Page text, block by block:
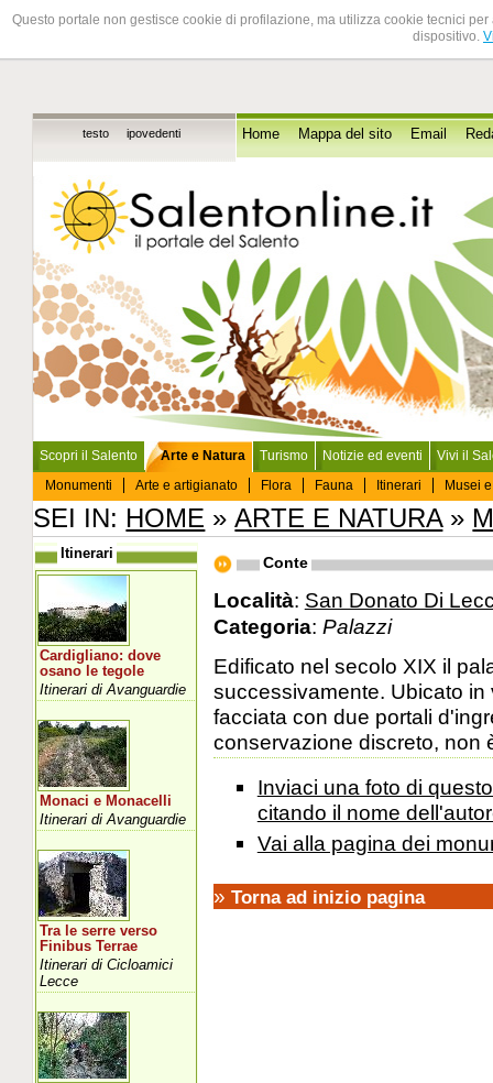
Questo portale non gestisce cookie di profilazione, ma utilizza cookie tecnici
dispositivo.
testo ipovedenti Home Mappa del sito Email
Scopri il Salento
Arte e Natura
Monumenti
Arte e artigianato Flora Fauna Itinerari Musei
Turismo Notizie ed eventi Vivi il
SEI IN: HOME »ARTE E NATURA»
Conte
Località: San Donato Di
Categoria: Palazzi
Edificato nel secolo XIX il
successivamente. Ubicato
facciata con due portali
conservazione discreto, non
Inviaci una foto di
citando il nome
Vai alla pagina dei
» Torna ad inizio pagina
Itinerari
Cardigliano: dove
osano le tegole
Itinerari di Avanguardie
Monaci e Monacelli
Itinerari di Avanguardie
Tra le serre verso
Finibus Terrae
Itinerari di Cicloamici
Lecce